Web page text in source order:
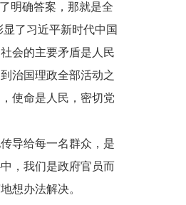
明确答案，那就是全
了习近平新时代中国
会的主要矛盾是人民
治国理政全部活动之
使命是人民，密切党
导给每一名群众，是
，我们是政府官员而
想办法解决。